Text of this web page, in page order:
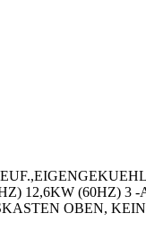
12,6KW (60HZ)
OBEN,